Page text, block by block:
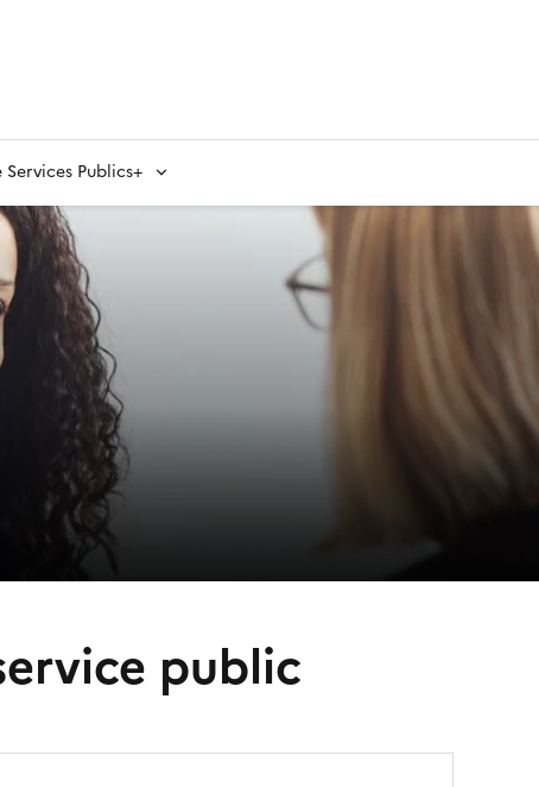
Publics+
public